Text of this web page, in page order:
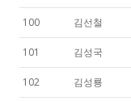
100 김선철
101 김성국
102 김성룡